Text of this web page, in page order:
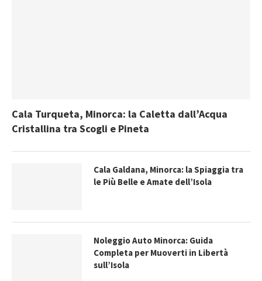
Cala Turqueta, Minorca: la Caletta dall’Acqua
Cristallina tra Scogli e Pineta
Cala Galdana, Minorca: la Spiaggia tra
le Più Belle e Amate dell’Isola
Noleggio Auto Minorca: Guida
Completa per Muoverti in Libertà
sull’Isola